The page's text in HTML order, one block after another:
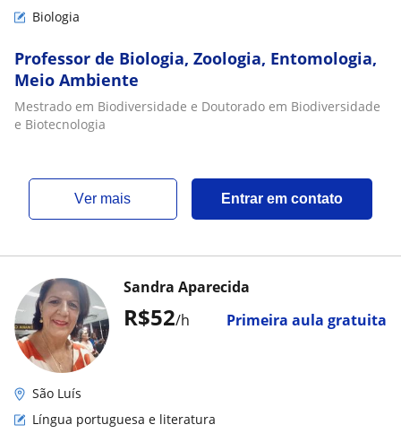
Biologia
Professor de Biologia, Zoologia, Entomologia,
Meio Ambiente
Mestrado em Biodiversidade e Doutorado em Biodiversidade
e Biotecnologia
ver mais Entrar em contato
R$52/h Primeira aula gratuita
Sandra Aparecida
São Luís
Língua portuguesa e literatura